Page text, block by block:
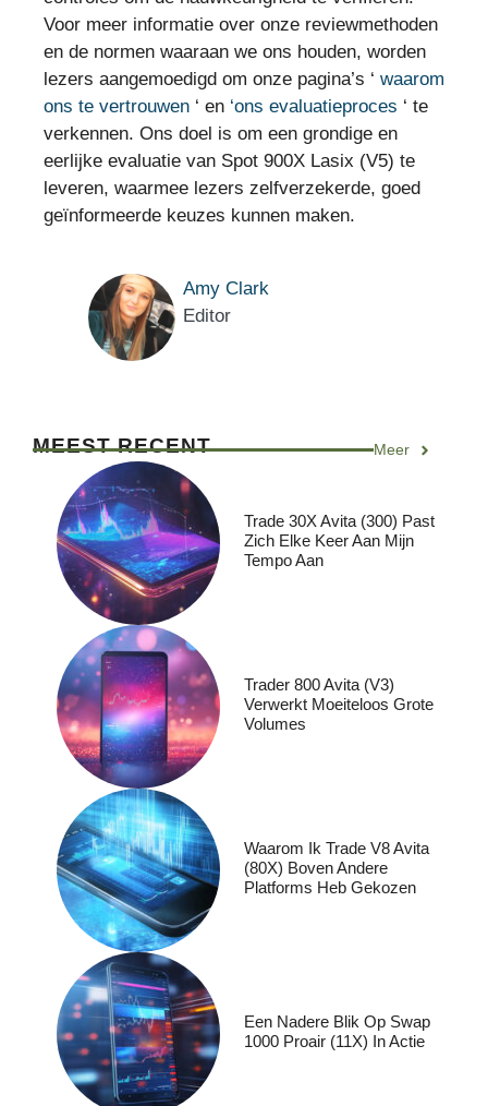
Voor meer informatie over onze reviewmethoden
en de normen waaraan we ons houden, worden
lezers aangemoedigd om onze pagina’s ‘ waarom
ons te vertrouwen ‘ en ‘ons evaluatieproces ‘ te
verkennen. Ons doel is om een grondige en
eerlijke evaluatie van Spot 900X Lasix (V5) te
leveren, waarmee lezers zelfverzekerde, goed
geïnformeerde keuzes kunnen maken.
Amy Clark
Editor
MEEST RECENT Meer
Trade 30X Avita (300) Past
Zich Elke Keer Aan Mijn
Tempo Aan
Trader 800 Avita (V3)
Verwerkt Moeiteloos Grote
Volumes
Waarom Ik Trade V8 Avita
(80X) Boven Andere
Platforms Heb Gekozen
Een Nadere Blik Op Swap
1000 Proair (11X) In Actie